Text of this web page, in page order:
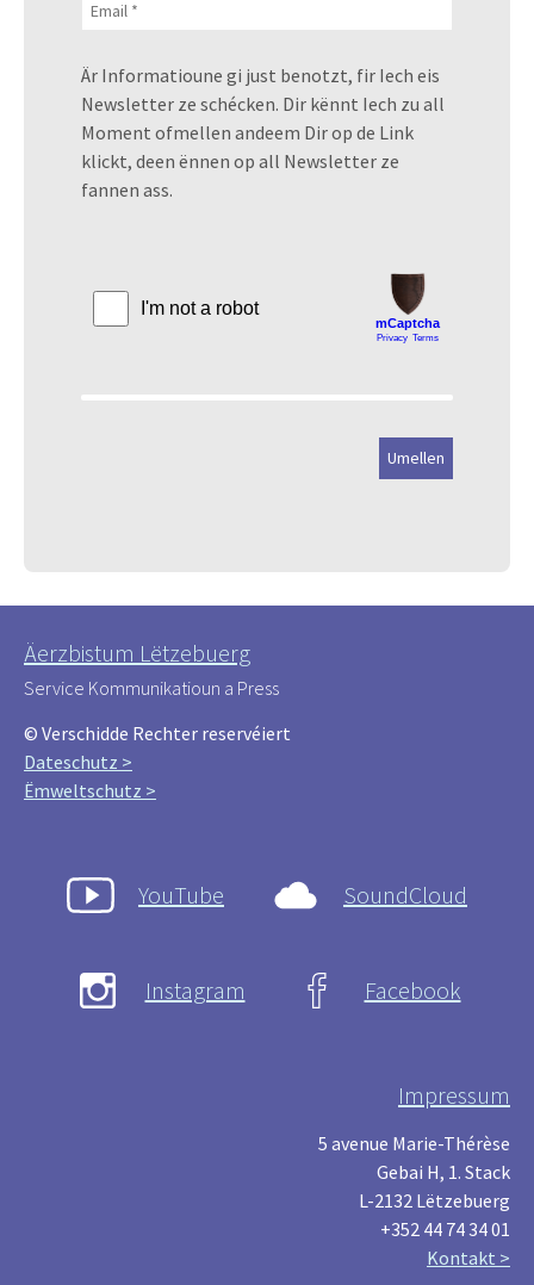
Är Informatioune gi just benotzt, fir Iech eis
Newsletter ze schécken. Dir kënnt Iech zu all
Moment ofmellen andeem Dir op de Link
klickt, deen ënnen op all Newsletter ze
fannen ass.
Äerzbistum Lëtzebuerg
Service Kommunikatioun a Press
© Verschidde Rechter reservéiert
Dateschutz >
Ëmweltschutz >
YouTube SoundCloud
Instagram Facebook
Impressum
5 avenue Marie-Thérèse
Gebai H, 1. Stack
L-2132 Lëtzebuerg
+352 44 74 34 01
Kontakt >